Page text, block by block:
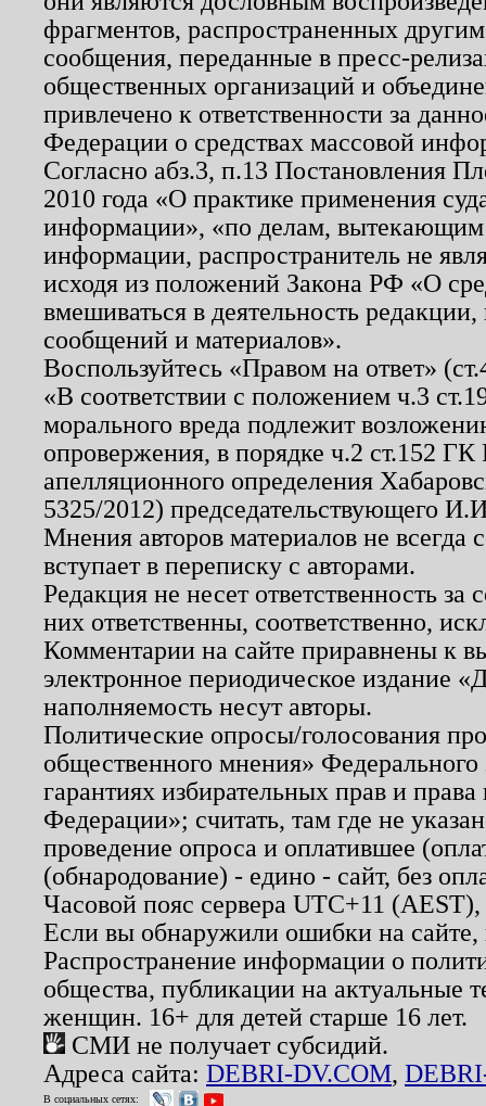
фрагментов, распространенных
сообщения, переданные в пресс-
общественных организаций и
привлечено к ответственности за
Федерации о средствах массовой
Согласно абз.3, п.13 Постановления
2010 года «О практике применения
информации», «по делам, вытекающим
информации, распространитель не
исходя из положений Закона РФ «О
вмешиваться в деятельность
сообщений и материалов».
Воспользуйтесь «Правом на ответ»
«В соответствии с положением ч.3
морального вреда подлежит
опровержения, в порядке ч.2 ст.152
апелляционного определения
5325/2012) председательствующего
Мнения авторов материалов не
вступает в переписку с авторами.
Редакция не несет ответственность
них ответственны, соответственно,
Комментарии на сайте приравнены к
электронное периодическое издание
наполняемость несут авторы.
Политические опросы/голосования
общественного мнения»
гарантиях избирательных прав и
Федерации»; считать, там где не
проведение опроса и оплатившее
(обнародование) - едино - сайт, без
Часовой пояс сервера UTC+11
Если вы обнаружили ошибки на
Распространение информации о
общества, публикации на актуальные
женщин. 16+ для детей старше 16 лет.
СМИ не получает субсидий.
Адреса сайта: DEBRI-DV.COM,
В социальных сетях: